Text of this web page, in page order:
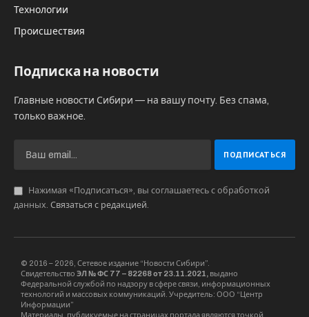
заложили капсулу с посланием жителям
города в 2026 год.
Среди приглашенных был и создатель,
академического симфонического оркестра
Арнольд Кац (на фото).
«Вам удастся воплотить то, что для
нас сейчас кажется
послании. – Будут созданы
принципиально новые
направления в науке, в
повседневную жизнь войдут